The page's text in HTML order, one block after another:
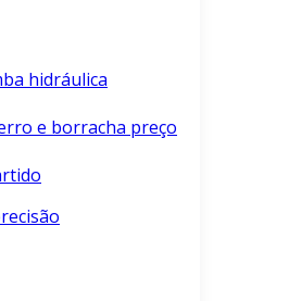
hidráulica
e borracha preço